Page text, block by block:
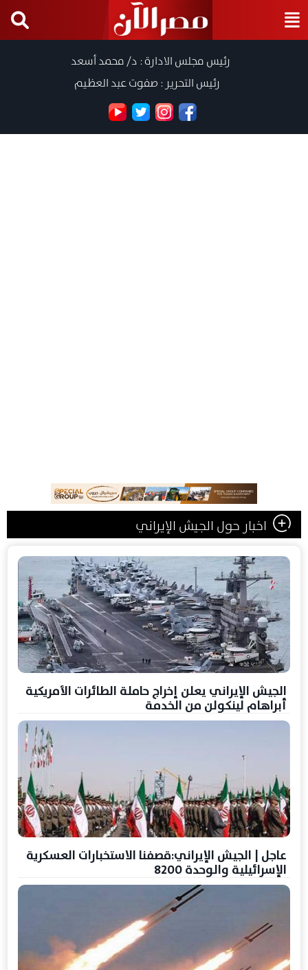
رئيس مجلس الادارة : د/ محمد أسعد
رئيس التحرير : صفوت عبد العظيم
اخبار حول الجيش الإيراني
الجيش الإيراني يعلن إخراج حاملة الطائرات الأمريكية
أبراهام لينكولن من الخدمة
عاجل | الجيش الإيراني:قصفنا الاستخبارات العسكرية
الإسرائيلية والوحدة 8200